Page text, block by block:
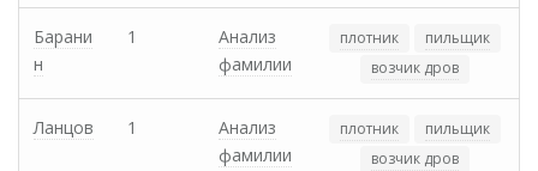
Барани
н
1
Анализ
фамилии
плотник
пильщик
возчик дров
Ланцов 1
Анализ
фамилии
плотник
пильщик
возчик дров